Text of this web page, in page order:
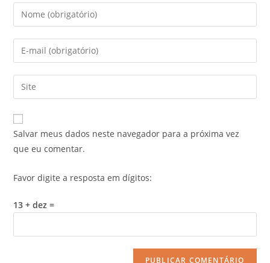
Salvar meus dados neste navegador para a próxima vez
que eu comentar.
Favor digite a resposta em dígitos:
13 + dez =